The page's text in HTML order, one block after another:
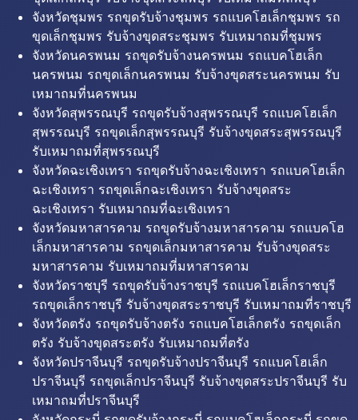
จังหวัดชุมพร รถขุดรับจ้างชุมพร รถแบคโฮเล็กชุมพร รถ
ขุดเล็กชุมพร รับจ้างขุดสระชุมพร รับเหมาถมที่ชุมพร
จังหวัดนครพนม รถขุดรับจ้างนครพนม รถแบคโฮเล็ก
นครพนม รถขุดเล็กนครพนม รับจ้างขุดสระนครพนม รับ
เหมาถมที่นครพนม
จังหวัดสุพรรณบุรี รถขุดรับจ้างสุพรรณบุรี รถแบคโฮเล็ก
สุพรรณบุรี รถขุดเล็กสุพรรณบุรี รับจ้างขุดสระสุพรรณบุรี
รับเหมาถมที่สุพรรณบุรี
จังหวัดฉะเชิงเทรา รถขุดรับจ้างฉะเชิงเทรา รถแบคโฮเล็ก
ฉะเชิงเทรา รถขุดเล็กฉะเชิงเทรา รับจ้างขุดสระ
ฉะเชิงเทรา รับเหมาถมที่ฉะเชิงเทรา
จังหวัดมหาสารคาม รถขุดรับจ้างมหาสารคาม รถแบคโฮ
เล็กมหาสารคาม รถขุดเล็กมหาสารคาม รับจ้างขุดสระ
มหาสารคาม รับเหมาถมที่มหาสารคาม
จังหวัดราชบุรี รถขุดรับจ้างราชบุรี รถแบคโฮเล็กราชบุรี
รถขุดเล็กราชบุรี รับจ้างขุดสระราชบุรี รับเหมาถมที่ราชบุรี
จังหวัดตรัง รถขุดรับจ้างตรัง รถแบคโฮเล็กตรัง รถขุดเล็ก
ตรัง รับจ้างขุดสระตรัง รับเหมาถมที่ตรัง
จังหวัดปราจีนบุรี รถขุดรับจ้างปราจีนบุรี รถแบคโฮเล็ก
ปราจีนบุรี รถขุดเล็กปราจีนบุรี รับจ้างขุดสระปราจีนบุรี รับ
เหมาถมที่ปราจีนบุรี